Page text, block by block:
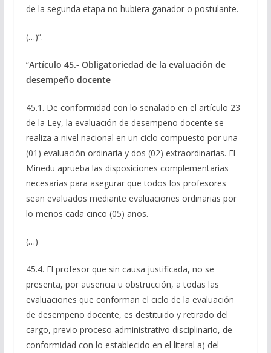
de la segunda etapa no hubiera ganador o postulante.
(…)”.
“Artículo 45.- Obligatoriedad de la evaluación de
desempeño docente
45.1. De conformidad con lo señalado en el artículo 23
de la Ley, la evaluación de desempeño docente se
realiza a nivel nacional en un ciclo compuesto por una
(01) evaluación ordinaria y dos (02) extraordinarias. El
Minedu aprueba las disposiciones complementarias
necesarias para asegurar que todos los profesores
sean evaluados mediante evaluaciones ordinarias por
lo menos cada cinco (05) años.
(…)
45.4. El profesor que sin causa justificada, no se
presenta, por ausencia u obstrucción, a todas las
evaluaciones que conforman el ciclo de la evaluación
de desempeño docente, es destituido y retirado del
cargo, previo proceso administrativo disciplinario, de
conformidad con lo establecido en el literal a) del